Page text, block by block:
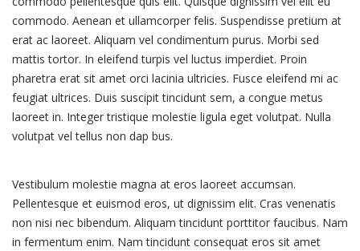
commodo. Aenean et ullamcorper felis. Suspendisse pretium at
erat ac laoreet. Aliquam vel condimentum purus. Morbi sed
mattis tortor. In eleifend turpis vel luctus imperdiet. Proin
pharetra erat sit amet orci lacinia ultricies. Fusce eleifend mi ac
feugiat ultrices. Duis suscipit tincidunt sem, a congue metus
laoreet in. Integer tristique molestie ligula eget volutpat. Nulla
volutpat vel tellus non dap bus.
Vestibulum molestie magna at eros laoreet accumsan.
Pellentesque et euismod eros, ut dignissim elit. Cras venenatis
non nisi nec bibendum. Aliquam tincidunt porttitor faucibus. Nam
in fermentum enim. Nam tincidunt consequat eros sit amet